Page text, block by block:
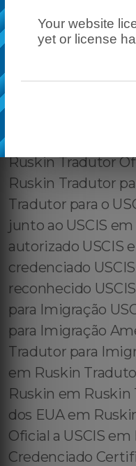
Your website
yet or license